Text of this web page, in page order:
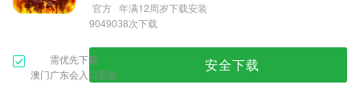
官方 年满12周岁下载安装
9049038次下载
需优先下载
澳门广东会入口安装
安全下载